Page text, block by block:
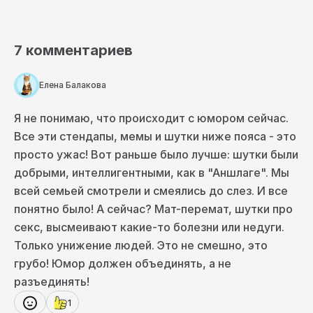
Им нужны вещи, которые будут понятны. Вот
на такую аудиторию нужно ориентироваться».
Правильно ли это? Не знаю.
Возможно, было бы клёво перестроить на что-
то другое человека, который уже привык к
чему-то конкретному. Потому что здорово,
когда есть какой-то прогресс. Можно научить
человека новому юмору. Но, к сожалению,
пока это невозможно, потому что люди очень
долго привыкают к новому.
Интересный факт
Учёные из университета в Западном Онтарио
выделили 4 вида юмора: ассоциативный
(поиск комичного в повседневной жизни),
самоирония (умение шутить над собой),
агрессивный (шутливые оскорбления
конкретных людей) и саморазрушающий
(шутками человек унижает себя и становится
7 комментариев
Елена Балакова
Я не понимаю, что происходит с юмором сейчас.
Все эти стендапы, мемы и шутки ниже пояса - это
просто ужас! Вот раньше было лучше: шутки были
добрыми, интеллигентными, как в "Аншлаге". Мы
всей семьей смотрели и смеялись до слез. И все
понятно было! А сейчас? Мат-перемат, шутки про
секс, высмеивают какие-то болезни или недуги.
Только унижение людей. Это не смешно, это
грубо! Юмор должен объединять, а не
разъединять!
1